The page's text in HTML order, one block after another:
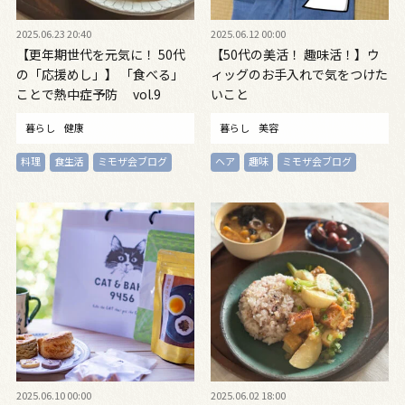
2025.06.23 20:40
【更年期世代を元気に！ 50代
の「応援めし」】 「食べる」
ことで熱中症予防 vol.9
暮らし 健康
料理 食生活 ミモザ会ブログ
2025.06.12 00:00
【50代の美活！ 趣味活！】ウ
ィッグのお手入れで気をつけた
いこと
暮らし 美容
ヘア 趣味 ミモザ会ブログ
2025.06.10 00:00 2025.06.02 18:00